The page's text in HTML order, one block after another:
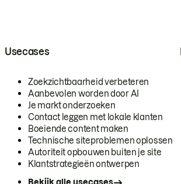
Usecases
Zoekzichtbaarheid verbeteren
Aanbevolen worden door AI
Je markt onderzoeken
Contact leggen met lokale klanten
Boeiende content maken
Technische siteproblemen oplossen
Autoriteit opbouwen buiten je site
Klantstrategieën ontwerpen